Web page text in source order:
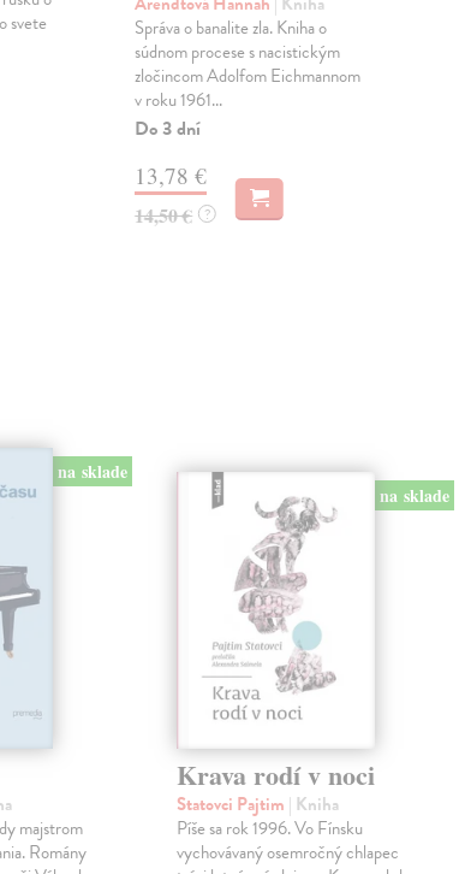
svete
Správa o banalite zla. Kniha o
súdnom procese s nacistickým
zločincom Adolfom Eichmannom
v roku 1961...
Do 3 dní
13,78 €
14,50 € ?
na sklade
majstrom
Romány
na sklade
Krava rodí v noci
Statovci Pajtim | Kniha
Píše sa rok 1996. Vo Fínsku
vychovávaný osemročný chlapec